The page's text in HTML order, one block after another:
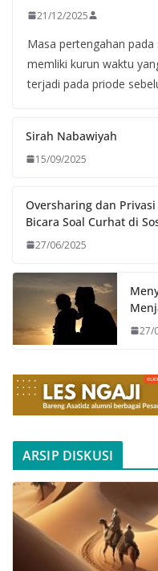
21/12/2025
Masa pertengahan pada
memliki kurun waktu
terjadi pada priode
Sirah Nabawiyah
15/09/2025
Oversharing dan Privasi
Bicara Soal Curhat di
27/06/2025
27/
ARSIP DISKUSI